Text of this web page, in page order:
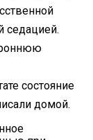
седацией.
состояние
домой.